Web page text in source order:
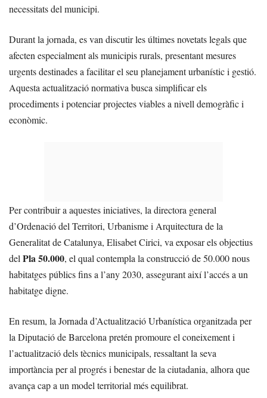
necessitats del municipi.
Durant la jornada, es van discutir les últimes novetats legals que
afecten especialment als municipis rurals, presentant mesures
urgents destinades a facilitar el seu planejament urbanístic i gestió.
Aquesta actualització normativa busca simplificar els
procediments i potenciar projectes viables a nivell demogràfic i
econòmic.
Per contribuir a aquestes iniciatives, la directora general
d’Ordenació del Territori, Urbanisme i Arquitectura de la
Generalitat de Catalunya, Elisabet Cirici, va exposar els objectius
del Pla 50.000, el qual contempla la construcció de 50.000 nous
habitatges públics fins a l’any 2030, assegurant així l’accés a un
habitatge digne.
En resum, la Jornada d’Actualització Urbanística organitzada per
la Diputació de Barcelona pretén promoure el coneixement i
l’actualització dels tècnics municipals, ressaltant la seva
importància per al progrés i benestar de la ciutadania, alhora que
avança cap a un model territorial més equilibrat.